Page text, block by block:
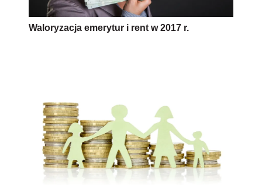
Waloryzacja emerytur i rent w 2017 r.